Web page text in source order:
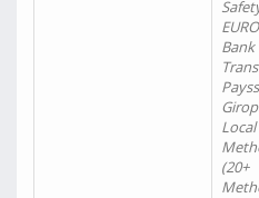
Bank
Local
(20+